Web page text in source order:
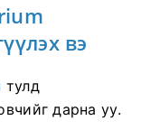
вэ
тулд
дарна уу.